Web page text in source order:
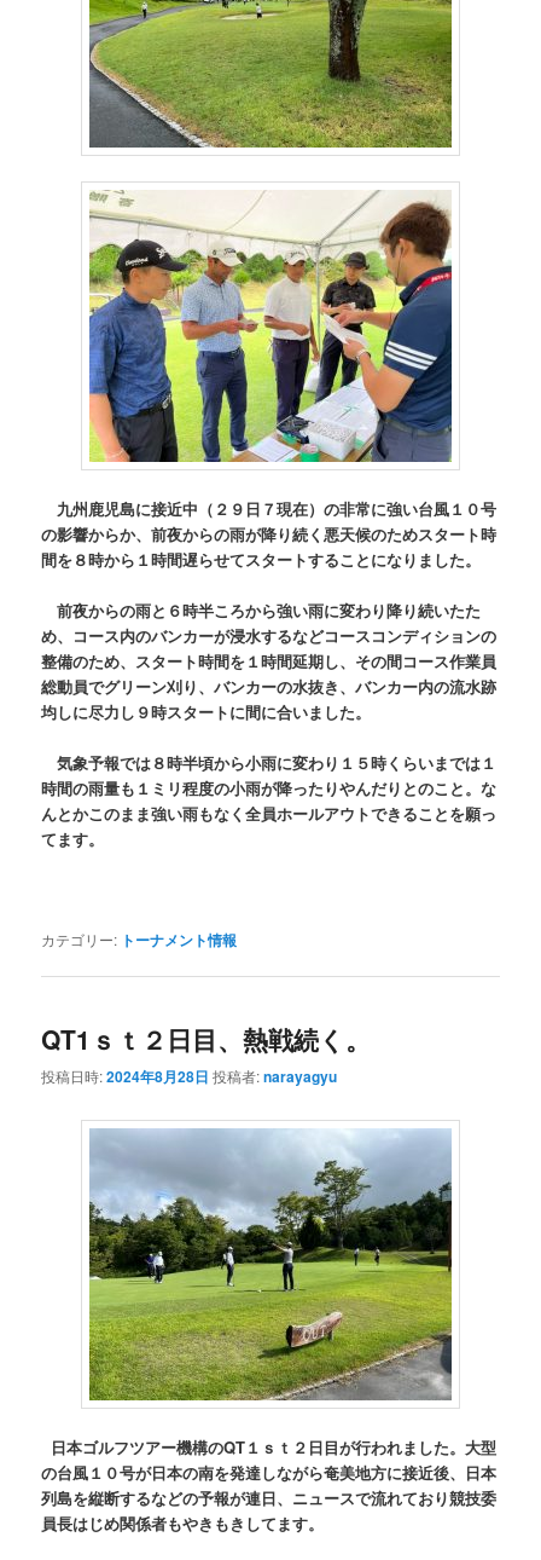
九州鹿児島に接近中（２９日７現在）の非常に強い台風１０号
の影響からか、前夜からの雨が降り続く悪天候のためスタート時
間を８時から１時間遅らせてスタートすることになりました。
前夜からの雨と６時半ころから強い雨に変わり降り続いたた
め、コース内のバンカーが浸水するなどコースコンディションの
整備のため、スタート時間を１時間延期し、その間コース作業員
総動員でグリーン刈り、バンカーの水抜き、バンカー内の流水跡
均しに尽力し９時スタートに間に合いました。
気象予報では８時半頃から小雨に変わり１５時くらいまでは１
時間の雨量も１ミリ程度の小雨が降ったりやんだりとのこと。な
んとかこのまま強い雨もなく全員ホールアウトできることを願っ
てます。
カテゴリー: トーナメント情報
QT1ｓｔ２日目、熱戦続く。
投稿日時:2024年8月28日 投稿者:narayagyu
日本ゴルフツアー機構のQT１ｓｔ２日目が行われました。大型
の台風１０号が日本の南を発達しながら奄美地方に接近後、日本
列島を縦断するなどの予報が連日、ニュースで流れており競技委
員長はじめ関係者もやきもきしてます。